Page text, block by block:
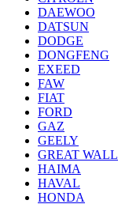
DAEWOO
DATSUN
DODGE
DONGFENG
EXEED
FAW
FIAT
FORD
GAZ
GEELY
GREAT WALL
HAIMA
HAVAL
HONDA